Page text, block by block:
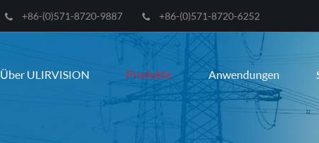
+86-(0)571-8720-9887 +86-(0)571-8720-6252
Über ULIRVISION Produkte Anwendungen